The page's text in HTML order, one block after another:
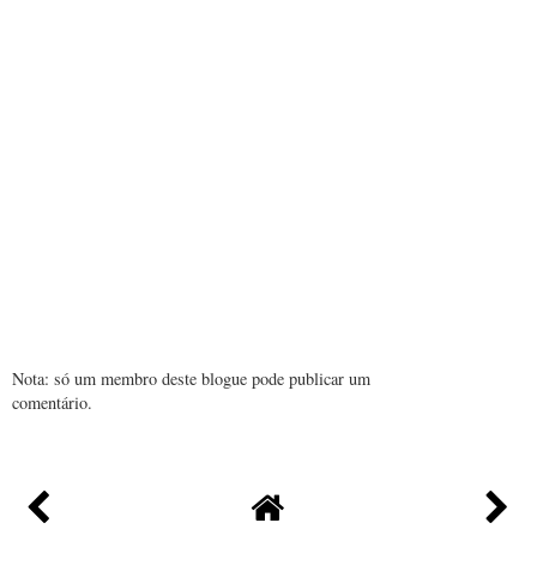
Nota: só um membro deste blogue pode publicar um
comentário.